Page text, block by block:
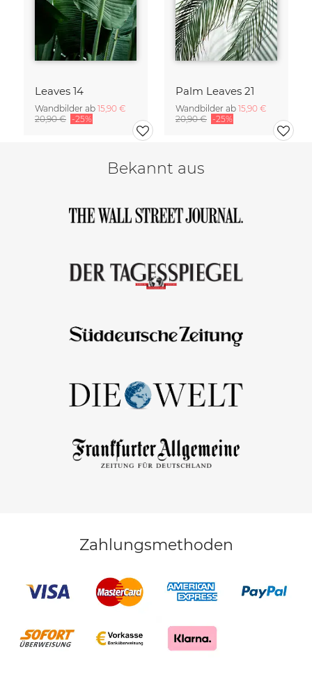
Leaves 14
Wandbilder ab 15,90 €
20,90 € -25%
Palm Leaves 21
Wandbilder ab 15,90 €
20,90 € -25%
Bekannt aus
Zahlungsmethoden